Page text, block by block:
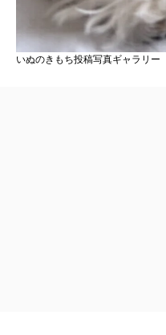
いぬのきもち投稿写真ギャラリー